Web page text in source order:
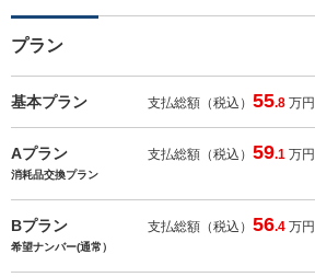
プラン
基本プラン 支払総額（税込）55.8 万円
Aプラン 支払総額（税込）59.1 万円
消耗品交換プラン
Bプラン 支払総額（税込）56.4 万円
希望ナンバー(通常）